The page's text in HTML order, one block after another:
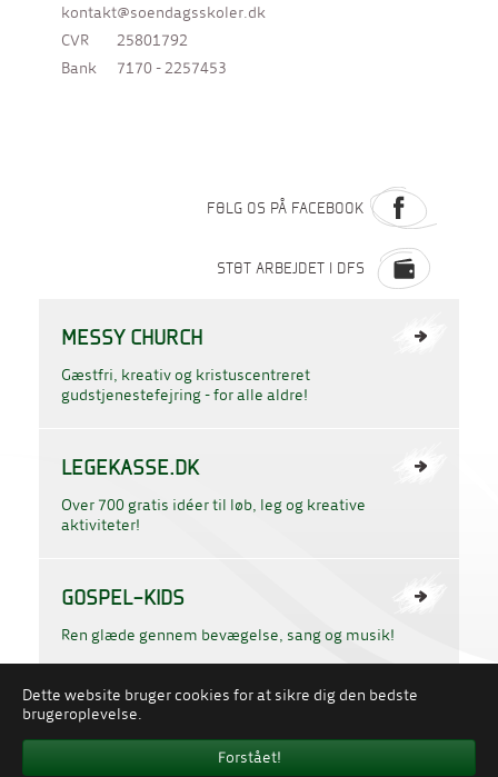
Dette website bruger cookies for at sikre dig den bedste
brugeroplevelse.
Forstået!
kontakt@soendagsskoler.dk
CVR
25801792
Bank
7170 - 2257453
FØLG OS PÅ FACEBOOK
STØT ARBEJDET I DFS
MESSY CHURCH
Gæstfri, kreativ og kristuscentreret
gudstjenestefejring - for alle aldre!
LEGEKASSE.DK
Over 700 gratis idéer til løb, leg og kreative
aktiviteter!
GOSPEL-KIDS
Ren glæde gennem bevægelse, sang og musik!
PERSONDATAPOLITIK COOKIES
WHISTLEBLOWERORDNING HANDELSBETINGELSER